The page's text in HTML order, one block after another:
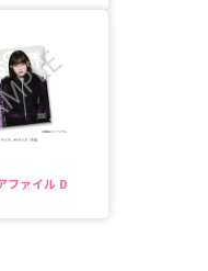
ファイル D